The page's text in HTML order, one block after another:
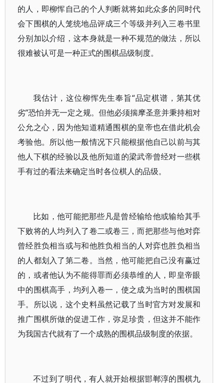
的人，即柳恽自己的个人判断就将如此众多的同时代
会下围棋的人笼统地品评成三个等级并列入三卷书里
分别加以介绍，这本身就是一种不规范的做法，所以
很难被认可是一种正式的围棋品级制度。
我估计，这位柳恽先生奉旨“品定棋谱，第其优
劣”恐怕并无一定之规。但他必须揣摩圣意并秉持相对
公允之心，因为他知道精通围棋的皇帝也在借此机会
考验他。所以他一般情况下只能根据他自己以前与其
他人下棋的经验以及他所知道的梁武帝曾经对一些棋
手有过的看法来确定当时各位棋人的品级。
比如，他可能把那些凡是曾经输给他或输给其手
下败将的人均列入了卷二或卷三，而把那些与他对弈
曾经胜负相当或与和他胜负相当的人对弈也胜负相当
的人都划入了第二卷。当然，他可能把自己没有赢过
的，或者他认为不能得罪而必须恭维的人，即皇帝眼
中的围棋高手，均列入卷一，使之成为当时的围棋国
手。所以说，这个史料虽然记载了当时官方对发展和
推广围棋所做的促进工作，弥足珍贵，但这并不能作
为我国古代就有了一个成熟的围棋品级制度的依据。
不过到了明代，有人就开始根据邯郸淳的围棋九